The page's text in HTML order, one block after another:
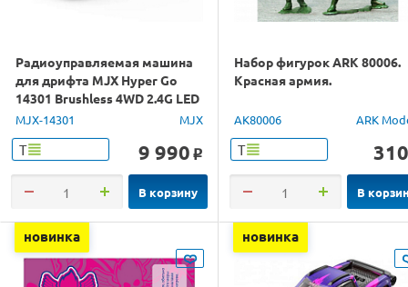
Радиоуправляемая машина
для дрифта MJX Hyper Go
14301 Brushless 4WD 2.4G LED
1/14 RTR
MJX-14301 MJX
Т 9 990 o
В корзину
Набор фигурок ARK 80006.
Красная армия.
AK80006 ARK
Т 310
В
новинка новинка